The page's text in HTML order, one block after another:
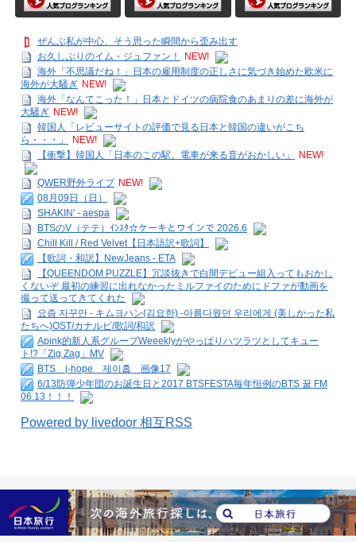
ぜんぶ私が中心、そう思った瞬間から歪み出す
お久しぶりのイム・ジュファン！
NEW!
海外「不思議だね！」日本の雇用制度の正しさに気づき始めた欧米に
海外が大騒ぎ NEW!
海外「なんてこった！」日本とドイツの病院食のあまりの差に海外が
大騒ぎ NEW!
韓国人「レビューサイトの評価で見る日本と韓国の違いがこち
ら・・・」
NEW!
【衝撃】韓国人「日本のこの駅、電車が来る音がおかしい」
NEW!
QWER野外ライブ NEW!
08月09日（日）
SHAKIN' - aespa
BTSのV（テテ）ｲﾝｽﾀ☆ケーキとワインで 2026.6
Chill Kill / Red Velvet【日本語訳+歌詞】
【歌詞・和訳】NewJeans - ETA
【QUEENDOM PUZZLE】冗談抜きで白間デビュー組入ってもおかし
くないぞ 最初の練習に出れなかったミルファイのためにドファが動画を
撮って送ってきてくれた
요즘 자꾸만 - キムヨハン(김요한) -아름다웠던 우리에게 (美しかった私
たちへ)OST/カナルビ/歌詞/和訳
Apink的新人系グループWeeeklyがやっぱりハツラツとしてキュー
ト!?「Zig Zag」MV
BTS j-hope 제이홉 画像17
6/13防弾少年団のお誕生日と2017 BTSFESTA毎年恒例のBTS 꿀 FM
06.13！！！
Powered by livedoor 相互RSS